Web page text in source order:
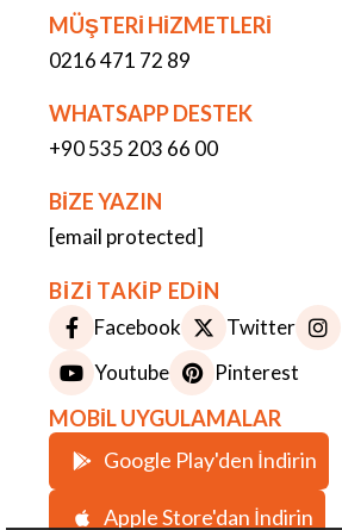
MÜŞTERİ HİZMETLERİ
0216 471 72 89
WHATSAPP DESTEK
+90 535 203 66 00
BİZE YAZIN
[email protected]
BİZİ TAKİP EDİN
Facebook Twitter
Youtube
Pinterest
MOBİL UYGULAMALAR
Google Play'den İndirin
Apple Store'dan İndirin